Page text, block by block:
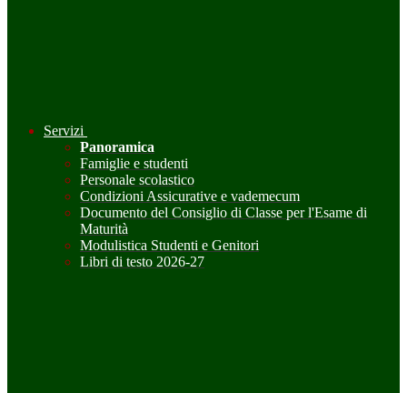
Servizi
Panoramica
Famiglie e studenti
Personale scolastico
Condizioni Assicurative e vademecum
Documento del Consiglio di Classe per l'Esame di
Maturità
Modulistica Studenti e Genitori
Libri di testo 2026-27